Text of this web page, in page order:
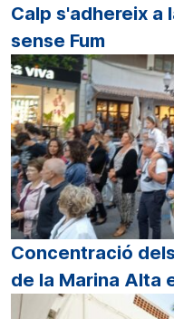
Calp s'adhereix a
sense Fum
Concentració
de la Marina Alta